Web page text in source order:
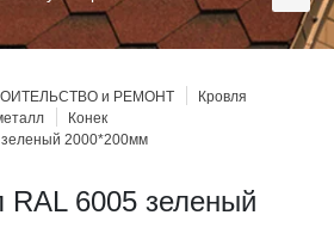
и РЕМОНТ
Кровля
Конек
зеленый 2000*200мм
RAL 6005 зеленый